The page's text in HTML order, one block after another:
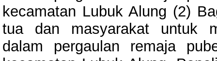
kecamatan Lubuk Alung (2)
tua dan masyarakat untuk
dalam pergaulan remaja